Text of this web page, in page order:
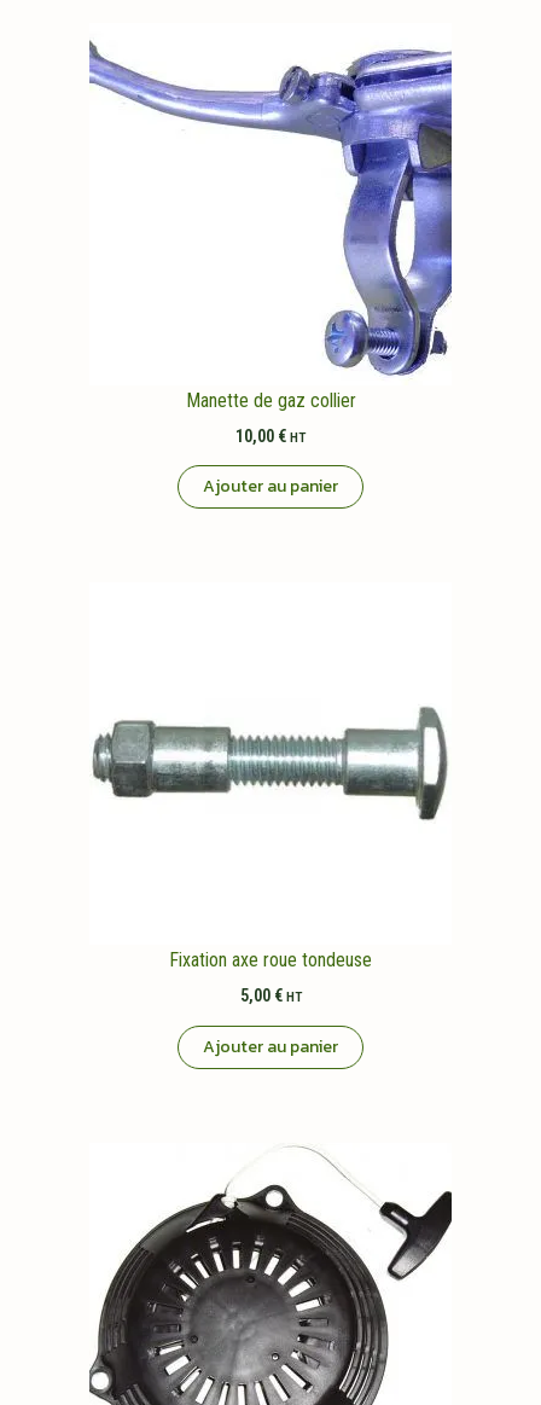
Manette de gaz collier
10,00 € HT
Ajouter au panier
Fixation axe roue tondeuse
5,00 € HT
Ajouter au panier